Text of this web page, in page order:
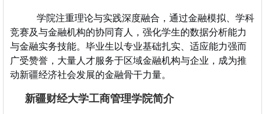
学院注重理论与实践深度融合，通过金融模拟、学科
竞赛及与金融机构的协同育人，强化学生的数据分析能力
与金融实务技能。毕业生以专业基础扎实、适应能力强而
广受赞誉，大量人才服务于区域金融机构与企业，成为推
动新疆经济社会发展的金融骨干力量。
新疆财经大学工商管理学院简介